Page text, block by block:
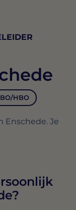
HBO
Enschede. Je